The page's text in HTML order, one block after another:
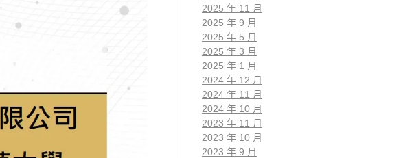
2025 年 11 月
2025 年 9 月
2025 年 5 月
2025 年 3 月
2025 年 1 月
2024 年 12 月
2024 年 11 月
2024 年 10 月
2023 年 11 月
2023 年 10 月
2023 年 9 月